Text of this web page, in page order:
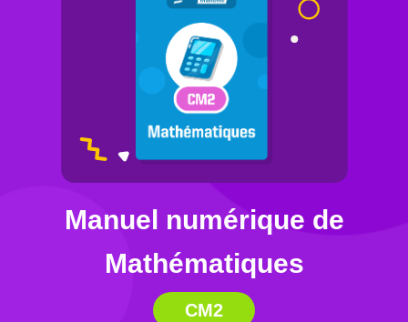
Manuel numérique de
Mathématiques
CM2